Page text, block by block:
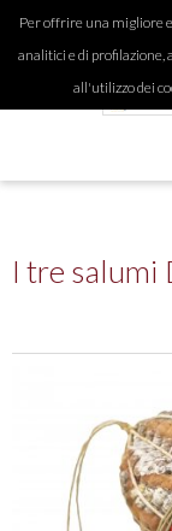
Per offrire una migliore
analitici e di profilazione,
all'utilizzo dei
I tre salumi